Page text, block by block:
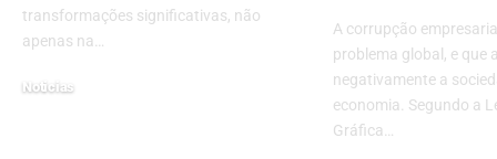
transformações significativas, não
apenas na…
Noticias
A corrupção
problema global, e que
negativamente a
economia. Segundo a
Gráfica…